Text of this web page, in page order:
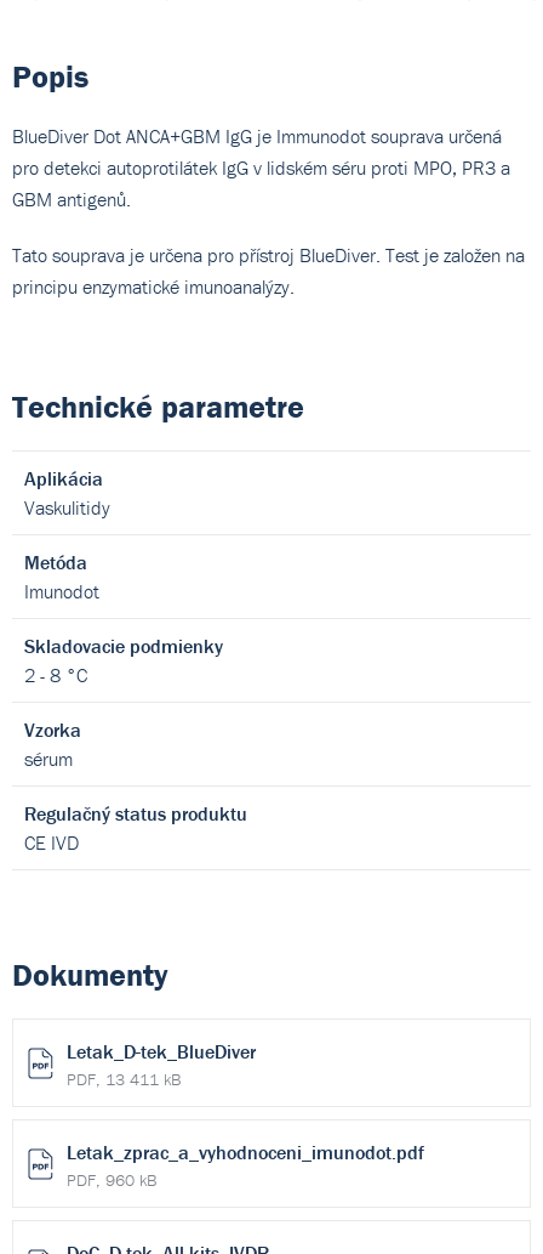
Popis
BlueDiver Dot ANCA+GBM IgG je Immunodot souprava určená
pro detekci autoprotilátek IgG v lidském séru proti MPO, PR3 a
GBM antigenů.
Tato souprava je určena pro přístroj BlueDiver. Test je založen na
principu enzymatické imunoanalýzy.
Technické parametre
Aplikácia
Vaskulitidy
Metóda
Imunodot
Skladovacie podmienky
2 - 8 °C
Vzorka
sérum
Regulačný status produktu
CE IVD
Dokumenty
Letak_D-tek_BlueDiver
PDF, 13 411 kB
Letak_zprac_a_vyhodnoceni_imunodot.pdf
PDF, 960 kB